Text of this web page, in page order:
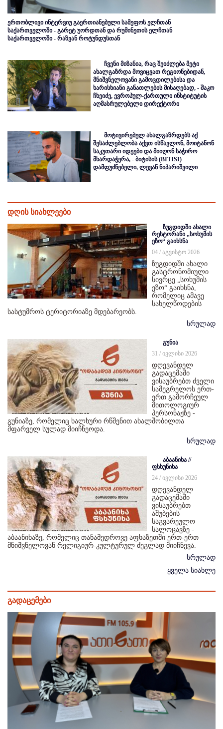
ერთობლივი ინტერვიუ გაერთიანებული სამეფოს ელჩთან
საქართველოში - გარეტ უორდთან და რუმინეთის ელჩთან
საქართველოში - რაზვან როტუნდუსთან
ჩვენი მიზანია, რაც შეიძლება მეტი
ახალგაზრდა მოვიცვათ რეგიონებიდან,
მნიშვნელოვანი გამოცდილებისა და
ხარისხიანი განათლების მისაღებად, - შაკო
ჩხეიძე, ევროპულ-ქართული ინსტიტუტის
აღმასრულებელი დირექტორი
მოტივირებულ ახალგაზრდებს აქ
შესაძლებლობა აქვთ ისწავლონ, მოიტანონ
საკუთარი იდეები და მიიღონ საჭირო
მხარდაჭერა, - ბიტისის (BITISI)
დამფუძნებელი, ლევან ნიპარიშვილი
დღის სიახლეები
ზუგდიდში ახალი
რესტორანი „სოხუმის
ეზო“ გაიხსნა
04 / აგვისტო 2026
ზუგდიდში ახალი
გასტრონომიული
სივრცე „სოხუმის
ეზო“ გაიხსნა,
რომელიც ამავე
სახელწოდების
სასტუმროს ტერიტორიაზე მდებარეობს.
სრულად
გუნია
31 / ივლისი 2026
დღევანდელ
გადაცემაში
ვისაუბრებთ ძველი
სამეგრელოს ერთ-
ერთ გამორჩეულ
მითოლოგიურ
პერსონაჟზე -
გუნიაზე, რომელიც ხალხური რწმენით ახალშობილთა
მფარველ სულად მიიჩნეოდა.
სრულად
აბაანიხა //
ფსხუნიხა
24 / ივლისი 2026
დღევანდელ
გადაცემაში
ვისაუბრებთ
აშუბების
საგვარეულო
სალოცავზე -
აბაანიხაზე, რომელიც თანამედროვე აფხაზეთში ერთ-ერთ
მნიშვნელოვან რელიგიურ-კულტურულ ძეგლად მიიჩნევა.
სრულად
ყველა სიახლე
გადაცემები